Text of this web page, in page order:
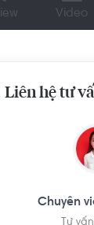
Video
Liên hệ tư
Chuyên
Tư